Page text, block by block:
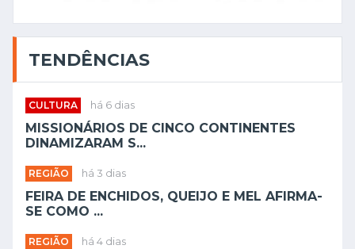
TENDÊNCIAS
CULTURA há 6 dias
MISSIONÁRIOS DE CINCO CONTINENTES
DINAMIZARAM S...
REGIÃO há 3 dias
FEIRA DE ENCHIDOS, QUEIJO E MEL AFIRMA-
SE COMO ...
REGIÃO há 4 dias